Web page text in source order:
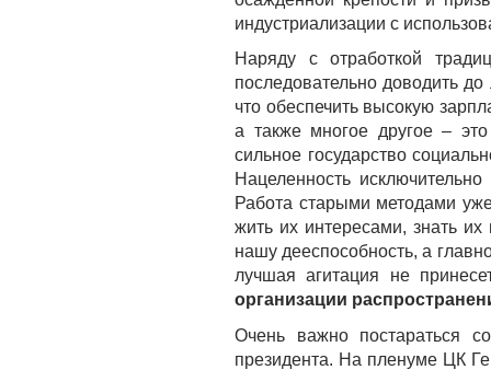
индустриализации с
Наряду с отработкой
последовательно доводить
что обеспечить высокую
а также многое другое – это
сильное государство
Нацеленность
Работа старыми методами
жить их интересами, знать их
нашу дееспособность, а
лучшая агитация не
организации
Очень важно постараться
президента. На пленуме ЦК